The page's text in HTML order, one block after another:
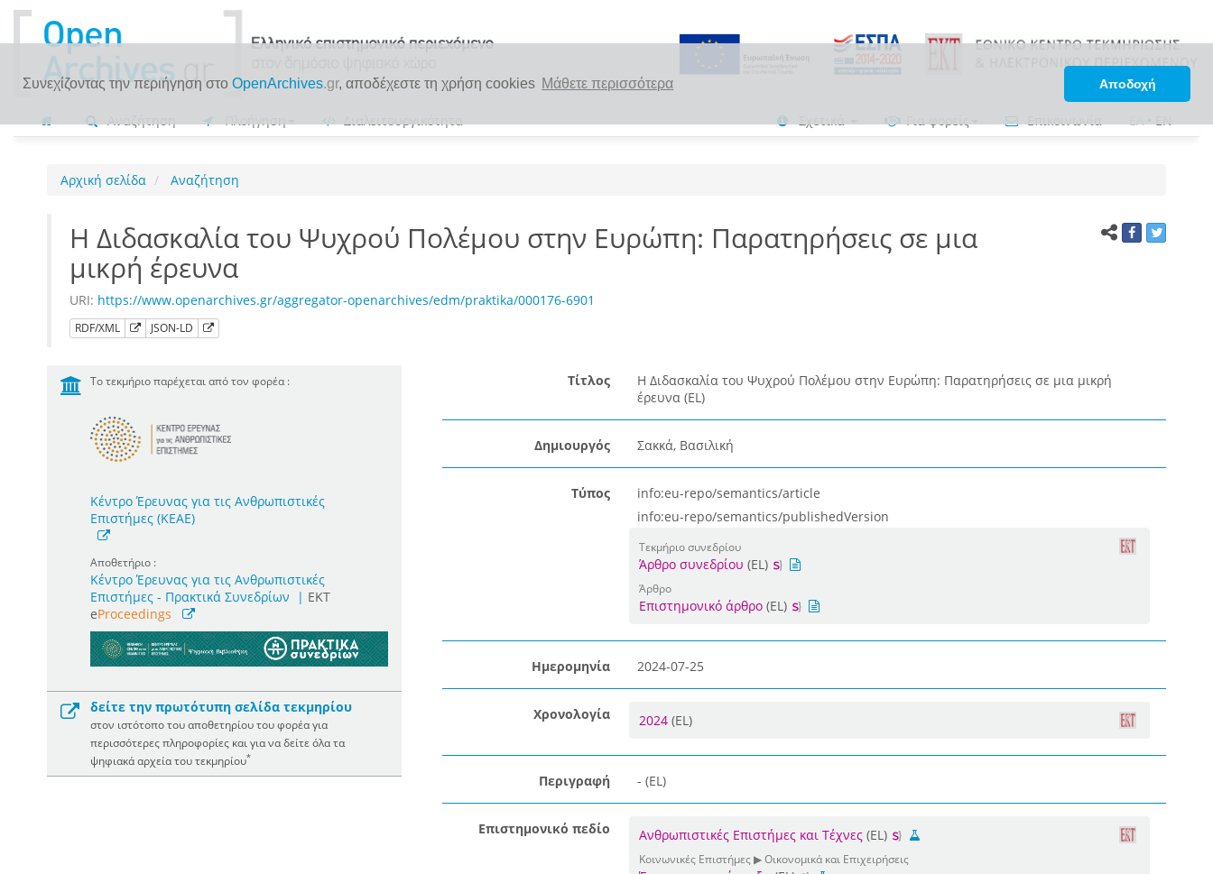
Συνεχίζοντας την περιήγηση στο OpenArchives.gr, αποδέχεστε τη χρήση cookies Μάθετε περισσότερα Αποδοχή
Αναζήτηση Πλοήγηση Διαλειτουργικότητα Σχετικά Για φορείς Επικοινωνία ΕΛ•EN
Αρχική σελίδα Αναζήτηση
Η Διδασκαλία του Ψυχρού Πολέμου στην Ευρώπη: Παρατηρήσεις σε μια
μικρή έρευνα
URI: https://www.openarchives.gr/aggregator-openarchives/edm/praktika/000176-6901
RDF/XML JSON-LD
Το τεκμήριο παρέχεται από τον φορέα :
Κέντρο Έρευνας για τις Ανθρωπιστικές
Επιστήμες (ΚΕΑΕ)
Αποθετήριο :
Κέντρο Έρευνας για τις Ανθρωπιστικές
Επιστήμες - Πρακτικά Συνεδρίων
| ΕΚΤ
eProceedings
δείτε την πρωτότυπη σελίδα τεκμηρίου
στον ιστότοπο του αποθετηρίου του φορέα για
περισσότερες πληροφορίες και για να δείτε όλα τα
ψηφιακά αρχεία του τεκμηρίου*
Τίτλος
Η Διδασκαλία του Ψυχρού Πολέμου στην Ευρώπη: Παρατηρήσεις σε μια μικρή
έρευνα (EL)
Δημιουργός Σακκά, Βασιλική
Τύπος
info:eu-repo/semantics/article
info:eu-repo/semantics/publishedVersion
Τεκμήριο συνεδρίου
Άρθρο συνεδρίου (EL)
Άρθρο
Επιστημονικό άρθρο(EL)
Ημερομηνία 2024-07-25
Χρονολογία 2024 (EL)
Περιγραφή - (EL)
Επιστημονικό πεδίο Ανθρωπιστικές Επιστήμες και Τέχνες(EL)
Κοινωνικές Επιστήμες ▶ Οικονομικά και Επιχειρήσεις